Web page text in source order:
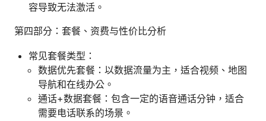
容导致无法激活。
第四部分：套餐、资费与性价比分析
常见套餐类型：
数据优先套餐：以数据流量为主，适合视频、地图
导航和在线办公。
通话+数据套餐：包含一定的语音通话分钟，适合
需要电话联系的场景。